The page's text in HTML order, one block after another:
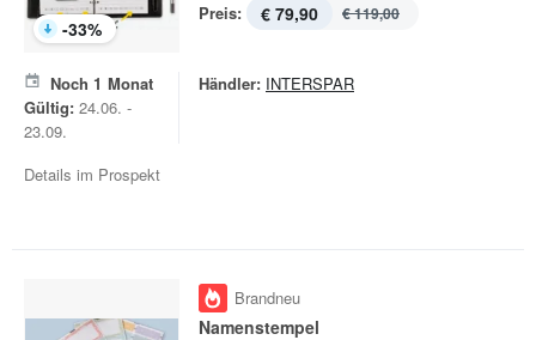
-33%
Preis: € 79,90 € 119,00
Noch 1 Monat
Gültig: 24.06. -
23.09.
Händler: INTERSPAR
Details im Prospekt
Brandneu
Namenstempel